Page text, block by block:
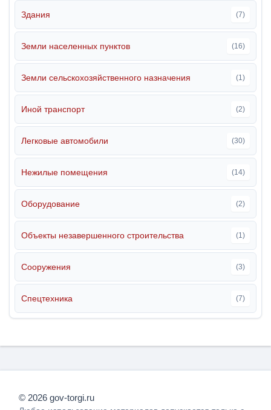
Здания (7)
Земли населенных пунктов (16)
Земли сельскохозяйственного назначения (1)
Иной транспорт (2)
Легковые автомобили (30)
Нежилые помещения (14)
Оборудование (2)
Объекты незавершенного строительства (1)
Сооружения (3)
Спецтехника (7)
© 2026 gov-torgi.ru